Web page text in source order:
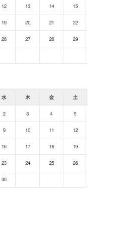
12 13 14 15
19 20 21 22
26 27 28 29
水 木 金 土
2 3 4 5
9 10 11 12
16 17 18 19
23 24 25 26
30